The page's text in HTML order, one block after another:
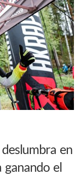
en
ganando el